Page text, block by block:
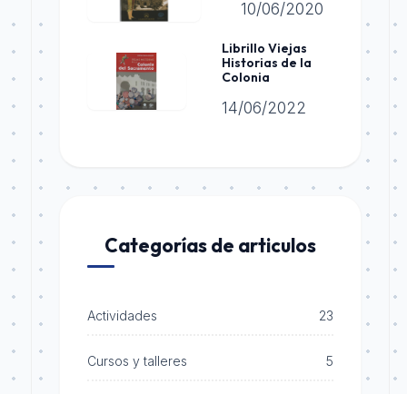
10/06/2020
Librillo Viejas
Historias de la
Colonia
14/06/2022
Categorías de articulos
Actividades 23
Cursos y talleres 5